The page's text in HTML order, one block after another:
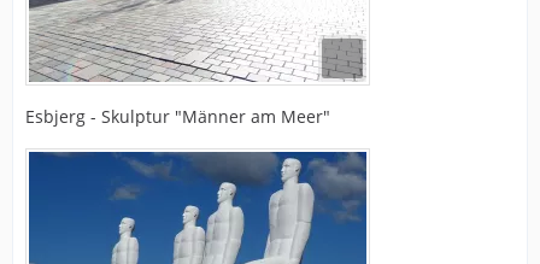
Esbjerg - Skulptur "Männer am Meer"